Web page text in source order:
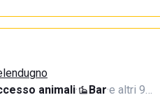
animali· Bar·e altri 9…